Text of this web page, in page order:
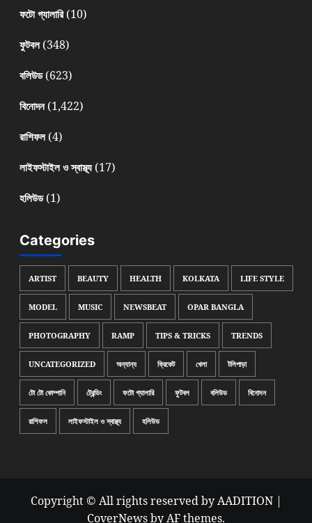
ফটো গ্যালারি(10)
ফুটবল(348)
বলিউড(623)
বিনোদন(1,422)
রাশিফল(4)
লাইফস্টাইল ও স্বাস্থ্য(17)
হলিউড(1)
Categories
ARTIST BEAUTY HEALTH KOLKATA LIFE STYLE
MODEL MUSIC NEWSBEAT OPAR BANGLA
PHOTOGRAPHY RAMP TIPS & TRICKS TRENDS
UNCATEGORIZED অন্যান্য ক্রিকেট খেলা টলিপাড়া
টো টো কোম্পানি ট্রেন্ডিং ফটো গ্যালারি ফুটবল বলিউড বিনোদন
রাশিফল লাইফস্টাইল ও স্বাস্থ্য হলিউড
Copyright © All rights reserved by AADITION |
CoverNewsby AF themes.